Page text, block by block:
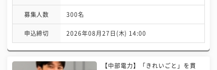
募集人数 300名
申込締切 2026年08月27日(木) 14:00
【中部電力】「きれいごと」を貫